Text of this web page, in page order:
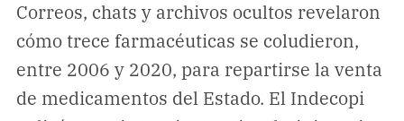
Nosotros
COBERTURAS
Comprueba
Correos, chats y archivos ocultos revelaron
cómo trece farmacéuticas se coludieron,
entre 2006 y 2020, para repartirse la venta
de medicamentos del Estado. El Indecopi